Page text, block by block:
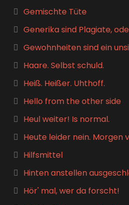
Gemischte Tüte
Generika sind Plagiate,
Gewohnheiten sind ein
Haare. Selbst schuld.
Heiß. Heißer. Uhthoff.
Hello from the other side
Heul weiter! Is normal.
Heute leider nein. Morgen
Hilfsmittel
Hinten anstellen
Hör' mal, wer da forscht!